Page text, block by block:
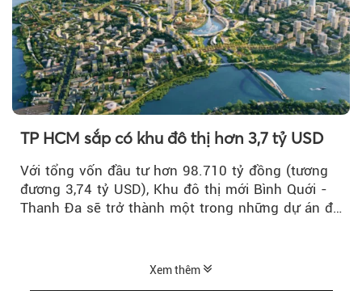
TP HCM sắp có khu đô thị hơn 3,7 tỷ USD
Với tổng vốn đầu tư hơn 98.710 tỷ đồng (tương
đương 3,74 tỷ USD), Khu đô thị mới Bình Quới -
Thanh Đa sẽ trở thành một trong những dự án đô
Xem thêm